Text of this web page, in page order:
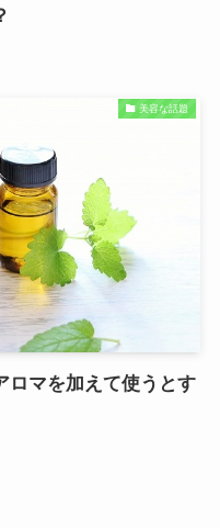
美容な話題
ロマを加えて使うとす